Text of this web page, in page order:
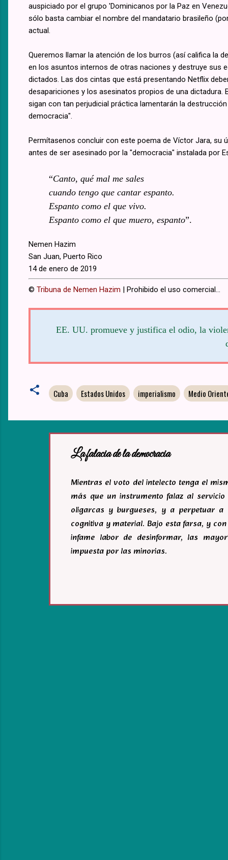
auspiciado por el grupo 'Dominicanos por la Paz en
sólo basta cambiar el nombre del mandatario brasileño
actual.
Queremos llamar la atención de los burros (así califica la
en los asuntos internos de otras naciones y destruye sus
dictados. Las dos cintas que está presentando Netflix
desapariciones y los asesinatos propios de una dictadura.
sigan con tan perjudicial práctica lamentarán la
democracia".
Permítasenos concluir con este poema de Víctor Jara, su
antes de ser asesinado por la "democracia" instalada por
“Canto, qué mal me sales
cuando tengo que cantar espanto.
Espanto como el que vivo.
Espanto como el que muero, espanto”.
Nemen Hazim
San Juan, Puerto Rico
14 de enero de 2019
© Tribuna de Nemen Hazim | Prohibido el uso comercial...
EE. UU. promueve y justifica el odio, la
Cuba Estados Unidos imperialismo Medio
La falacia de la democracia
Mientras el voto del intelecto tenga el
más que un instrumento falaz al
oligarcas y burgueses, y a perpetuar
cognitiva y material. Bajo esta farsa, y
infame labor de desinformar, las
impuesta por las minorias.